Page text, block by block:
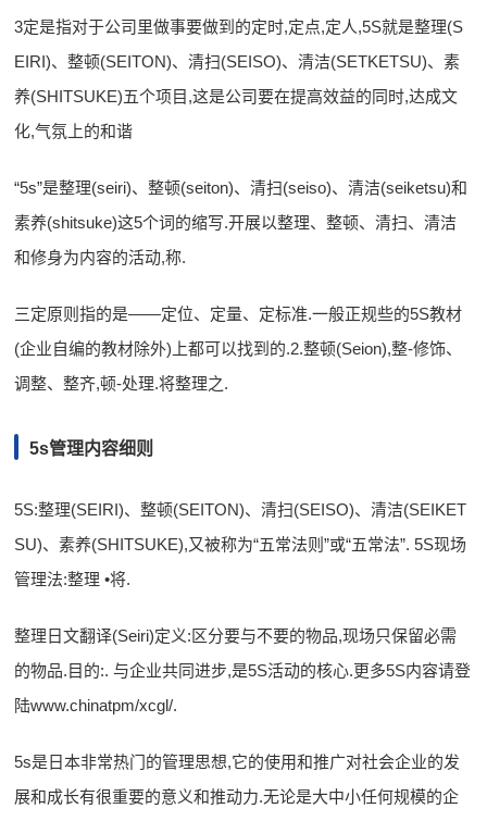
3定是指对于公司里做事要做到的定时,定点,定人,5S就是整理(S
EIRI)、整顿(SEITON)、清扫(SEISO)、清洁(SETKETSU)、素
养(SHITSUKE)五个项目,这是公司要在提高效益的同时,达成文
化,气氛上的和谐
“5s”是整理(seiri)、整顿(seiton)、清扫(seiso)、清洁(seiketsu)和
素养(shitsuke)这5个词的缩写.开展以整理、整顿、清扫、清洁
和修身为内容的活动,称.
三定原则指的是——定位、定量、定标准.一般正规些的5S教材
(企业自编的教材除外)上都可以找到的.2.整顿(Seion),整-修饰、
调整、整齐,顿-处理.将整理之.
5s管理内容细则
5S:整理(SEIRI)、整顿(SEITON)、清扫(SEISO)、清洁(SEIKET
SU)、素养(SHITSUKE),又被称为“五常法则”或“五常法”. 5S现场
管理法:整理 •将.
整理日文翻译(Seiri)定义:区分要与不要的物品,现场只保留必需
的物品.目的:. 与企业共同进步,是5S活动的核心.更多5S内容请登
陆www.chinatpm/xcgl/.
5s是日本非常热门的管理思想,它的使用和推广对社会企业的发
展和成长有很重要的意义和推动力.无论是大中小任何规模的企